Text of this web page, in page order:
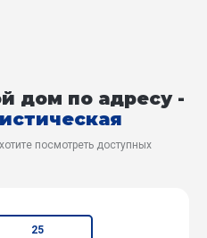
дом по адресу -
посмотреть доступных
25